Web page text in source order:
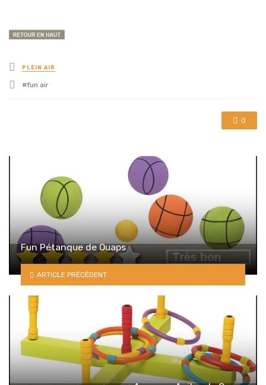
Posted
in
PLEIN AIR
Tagged
fun air
0
Fun Pétanque de Ouaps
ARTICLE PRÉCÉDENT